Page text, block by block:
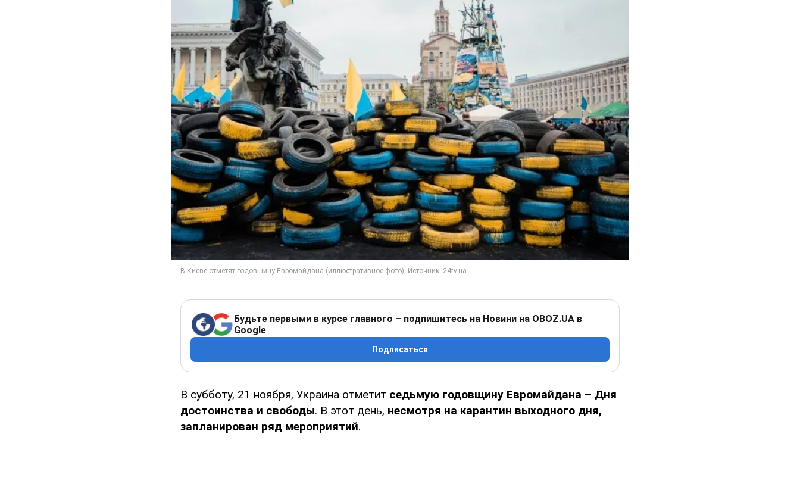
Будьте первыми в курсе главного – подпишитесь на Новини на OBOZ.UA в
Google
Подписаться
В субботу, 21 ноября, Украина отметит седьмую годовщину Евромайдана – Дня
достоинства и свободы. В этот день, несмотря на карантин выходного дня,
запланирован ряд мероприятий.